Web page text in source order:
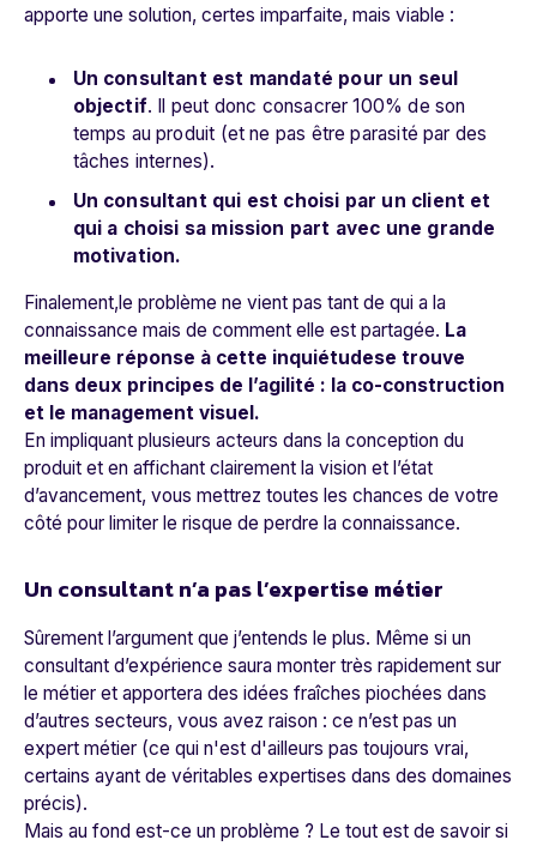
apporte une solution, certes imparfaite, mais viable :
Un consultant est mandaté pour un seul
objectif. Il peut donc consacrer 100% de son
temps au produit (et ne pas être parasité par des
tâches internes).
Un consultant qui est choisi par un client et
qui a choisi sa mission part avec une grande
motivation.
Finalement,le problème ne vient pas tant de qui a la
connaissance mais de comment elle est partagée. La
meilleure réponse à cette inquiétudese trouve
dans deux principes de l’agilité : la co-construction
et le management visuel.
En impliquant plusieurs acteurs dans la conception du
produit et en affichant clairement la vision et l’état
d’avancement, vous mettrez toutes les chances de votre
côté pour limiter le risque de perdre la connaissance.
Un consultant n’a pas l’expertise métier
Sûrement l’argument que j’entends le plus. Même si un
consultant d’expérience saura monter très rapidement sur
le métier et apportera des idées fraîches piochées dans
d’autres secteurs, vous avez raison : ce n’est pas un
expert métier (ce qui n'est d'ailleurs pas toujours vrai,
certains ayant de véritables expertises dans des domaines
précis).
Mais au fond est-ce un problème ? Le tout est de savoir si